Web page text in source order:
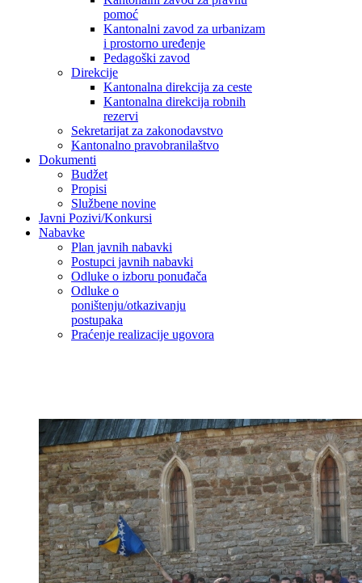
pomoć
Kantonalni zavod za urbanizam
i prostorno uređenje
Pedagoški zavod
Direkcije
Kantonalna direkcija za ceste
Kantonalna direkcija robnih
rezervi
Sekretarijat za zakonodavstvo
Kantonalno pravobranilaštvo
Dokumenti
Budžet
Propisi
Službene novine
Javni Pozivi/Konkursi
Nabavke
Plan javnih nabavki
Postupci javnih nabavki
Odluke o izboru ponuđača
Odluke o
poništenju/otkazivanju
postupaka
Praćenje realizacije ugovora